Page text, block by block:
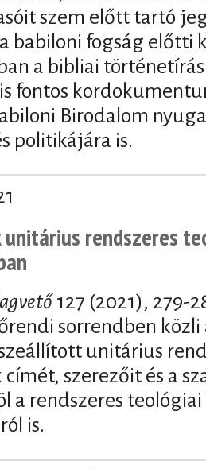
szem előtt tartó
babiloni fogság előtti
a bibliai
fontos
Birodalom
politikájára is.
unitárius rendszeres
127 (2021), 279-
sorrendben közli
unitárius
szerezőit és a
a rendszeres
is.